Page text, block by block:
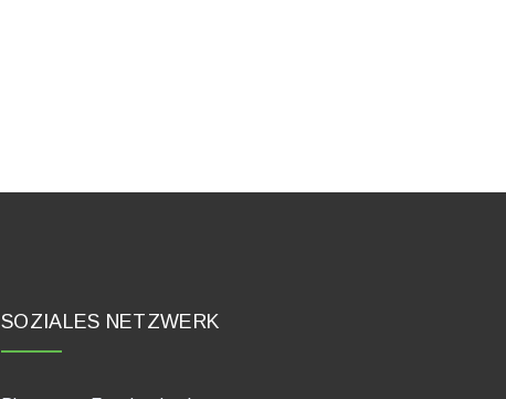
SOZIALES NETZWERK